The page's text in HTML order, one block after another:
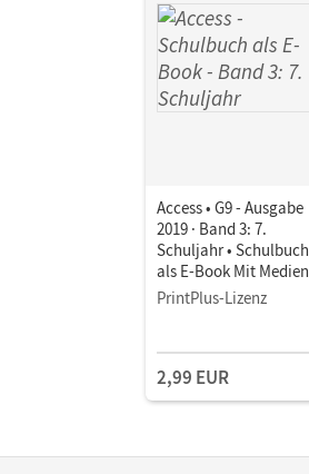
Access • G9 - Ausgabe
2019 · Band 3: 7.
Schuljahr • Schulbuch
als E-Book Mit Medien
PrintPlus-Lizenz
2,99 EUR